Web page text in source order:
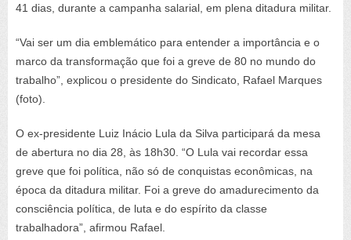
41 dias, durante a campanha salarial, em plena ditadura militar.
“Vai ser um dia emblemático para entender a importância e o
marco da transformação que foi a greve de 80 no mundo do
trabalho”, explicou o presidente do Sindicato, Rafael Marques
(foto).
O ex-presidente Luiz Inácio Lula da Silva participará da mesa
de abertura no dia 28, às 18h30. “O Lula vai recordar essa
greve que foi política, não só de conquistas econômicas, na
época da ditadura militar. Foi a greve do amadurecimento da
consciência política, de luta e do espírito da classe
trabalhadora”, afirmou Rafael.